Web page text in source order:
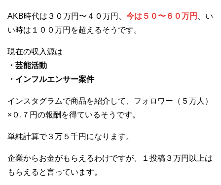
AKB時代は３０万円〜４０万円、 今は５０〜６０万円
、い
い時は１００万円を超えるそうです。
現在の収入源は
・芸能活動
・インフルエンサー案件
インスタグラムで商品を紹介して、フォロワー（５万人）
×０.７円の報酬を得ているそうです。
単純計算で３万５千円になります。
企業からお金がもらえるわけですが、１投稿３万円以上は
もらえると言っています。